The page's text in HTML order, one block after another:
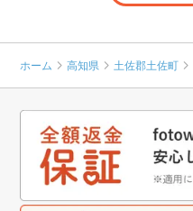
ホーム 高知県 土佐郡土佐町